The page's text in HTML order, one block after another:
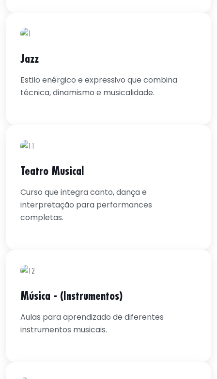
Jazz
Estilo enérgico e expressivo que combina
técnica, dinamismo e musicalidade.
Teatro Musical
Curso que integra canto, dança e
interpretação para performances
completas.
Música - (Instrumentos)
Aulas para aprendizado de diferentes
instrumentos musicais.